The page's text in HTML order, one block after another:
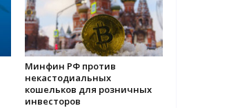
Минфин РФ против
некастодиальных
кошельков для розничных
инвесторов